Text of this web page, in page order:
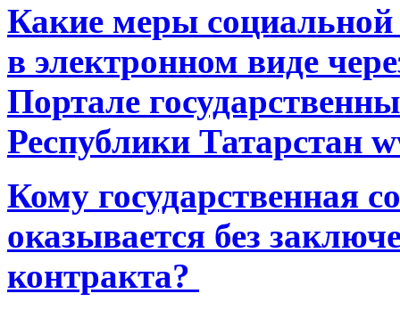
Какие меры
в электронном виде
Портале
Республики Татарстан
Кому государственная
оказывается без
контракта?